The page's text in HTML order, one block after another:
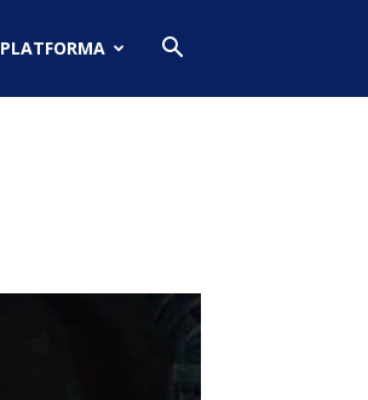
PLATFORMA